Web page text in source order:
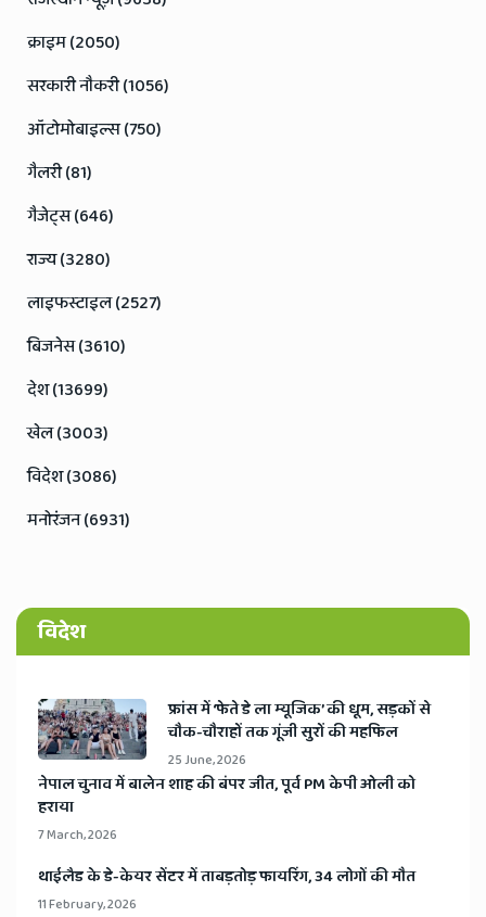
क्राइम (2050)
सरकारी नौकरी (1056)
ऑटोमोबाइल्स (750)
गैलरी (81)
गैजेट्स (646)
राज्य (3280)
लाइफस्टाइल (2527)
बिजनेस (3610)
देश (13699)
खेल (3003)
विदेश (3086)
मनोरंजन (6931)
विदेश
​फ्रांस में ‘फेते डे ला म्यूजिक’ की धूम, सड़कों से
चौक-चौराहों तक गूंजी सुरों की महफिल
25 June, 2026
​नेपाल चुनाव में बालेन शाह की बंपर जीत, पूर्व PM केपी ओली को
हराया
7 March, 2026
​थाईलैड के डे-केयर सेंटर में ताबड़तोड़ फायरिंग, 34 लोगों की मौत
11 February, 2026